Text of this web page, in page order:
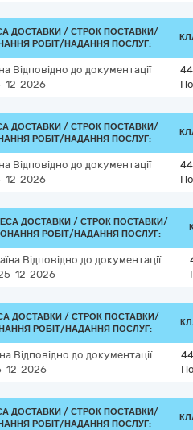
ДОСТАВКИ / СТРОК ПОСТАВКИ/
РОБІТ/НАДАННЯ ПОСЛУГ:
Відповідно до документації
12-2026
ДОСТАВКИ / СТРОК ПОСТАВКИ/
РОБІТ/НАДАННЯ ПОСЛУГ:
Відповідно до документації
12-2026
ДОСТАВКИ / СТРОК ПОСТАВКИ/
РОБІТ/НАДАННЯ ПОСЛУГ:
Відповідно до документації
12-2026
ДОСТАВКИ / СТРОК ПОСТАВКИ/
РОБІТ/НАДАННЯ ПОСЛУГ:
Відповідно до документації
12-2026
ДОСТАВКИ / СТРОК ПОСТАВКИ/
РОБІТ/НАДАННЯ ПОСЛУГ: